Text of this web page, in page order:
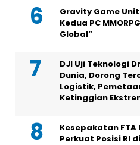
Gravity Game
Kedua PC
Global”
DJI Uji Teknologi
Dunia, Dorong
Logistik,
Ketinggian
Kesepakatan FTA
Perkuat Posisi RI